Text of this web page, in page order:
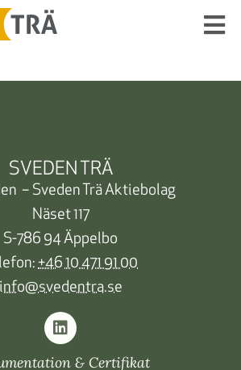
SVEDEN TRÄ
– Sveden Trä Aktiebolag
Näset 117
S-786 94 Äppelbo
+46 10 471 91 00
& Certifikat